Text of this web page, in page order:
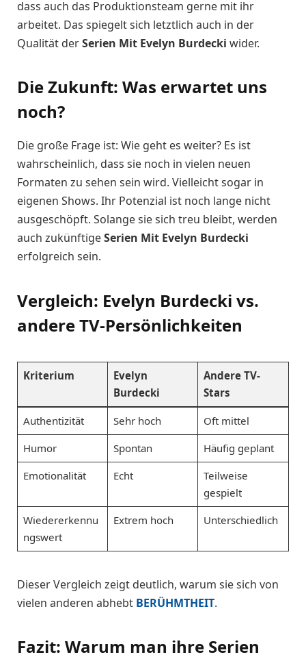
dass auch das Produktionsteam gerne mit ihr
arbeitet. Das spiegelt sich letztlich auch in der
Qualität derSerien Mit Evelyn Burdecki wider.
Die Zukunft: Was erwartet uns
noch?
Die große Frage ist: Wie geht es weiter? Es ist
wahrscheinlich, dass sie noch in vielen neuen
Formaten zu sehen sein wird. Vielleicht sogar in
eigenen Shows. Ihr Potenzial ist noch lange nicht
ausgeschöpft. Solange sie sich treu bleibt, werden
auch zukünftigeSerien Mit Evelyn Burdecki
erfolgreich sein.
Vergleich: Evelyn Burdecki vs.
andere TV-Persönlichkeiten
Kriterium
Evelyn
Burdecki
Andere TV-
Stars
Authentizität Sehr hoch
Oft mittel
Humor
Spontan
Häufig geplant
Emotionalität
Echt
Teilweise
gespielt
Wiedererkennu
ngswert
Extrem hoch Unterschiedlich
Dieser Vergleich zeigt deutlich, warum sie sich von
vielen anderen abhebt BERÜHMTHEIT.
Fazit: Warum man ihre Serien